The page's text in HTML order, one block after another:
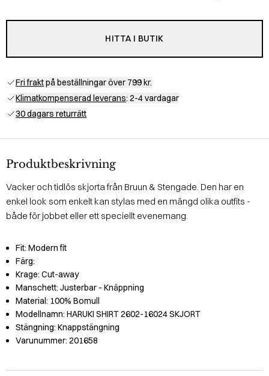
HITTA I BUTIK
Fri fraktpå beställningar över 799 kr.
Klimatkompenserad leverans: 2-4 vardagar
30 dagars returrätt
Produktbeskrivning
Vacker och tidlös skjorta från Bruun & Stengade. Den har en
enkel look som enkelt kan stylas med en mängd olika outfits -
både för jobbet eller ett speciellt evenemang.
Fit: Modern fit
Färg:
Krage: Cut-away
Manschett: Justerbar - Knäppning
Material: 100% Bomull
Modellnamn: HARUKI SHIRT 2602-16024 SKJORT
Stängning: Knappstängning
Varunummer: 201658